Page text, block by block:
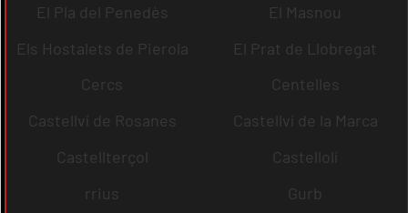
El Pla del Penedès
El Masnou
Els Hostalets de Pierola
El Prat de Llobregat
Cercs
Centelles
Castellví de Rosanes
Castellví de la Marca
Castellterçol
Castellolí
rrius
Gurb